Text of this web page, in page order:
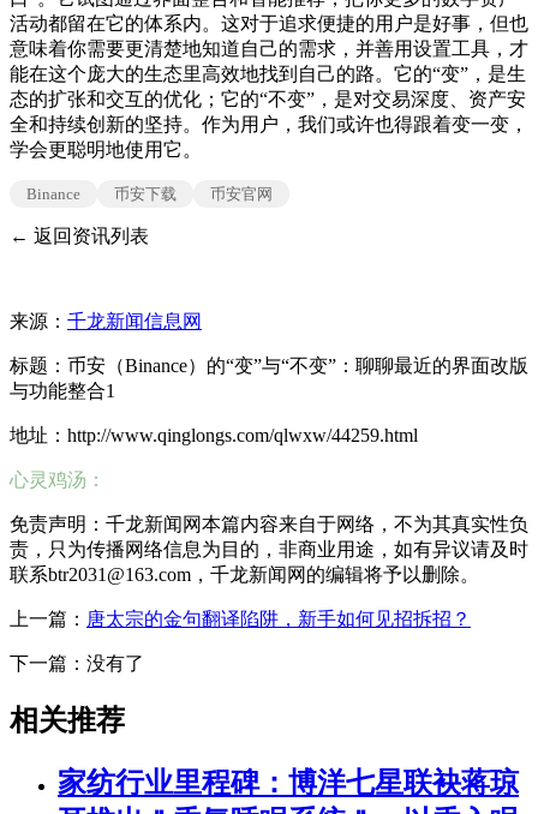
活动都留在它的体系内。这对于追求便捷的用户是好事，但也
意味着你需要更清楚地知道自己的需求，并善用设置工具，才
能在这个庞大的生态里高效地找到自己的路。它的“变”，是生
态的扩张和交互的优化；它的“不变”，是对交易深度、资产安
全和持续创新的坚持。作为用户，我们或许也得跟着变一变，
学会更聪明地使用它。
Binance 币安下载 币安官网
← 返回资讯列表
来源： 千龙新闻信息网
标题：币安（Binance）的“变”与“不变”：聊聊最近的界面改版
与功能整合1
地址：http://www.qinglongs.com/qlwxw/44259.html
心灵鸡汤：
免责声明：千龙新闻网本篇内容来自于网络，不为其真实性负
责，只为传播网络信息为目的，非商业用途，如有异议请及时
联系btr2031@163.com，千龙新闻网的编辑将予以删除。
上一篇： 唐太宗的金句翻译陷阱，新手如何见招拆招？
下一篇：没有了
相关推荐
家纺行业里程碑：博洋七星联袂蒋琼